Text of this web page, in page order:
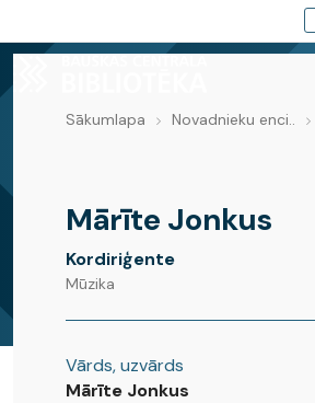
Novadnieku enciklopēdija
Sākumlapa Novadnieku enci..
Mārīte Jonkus
Kordiriģente
Mūzika
Vārds, uzvārds
Mārīte Jonkus